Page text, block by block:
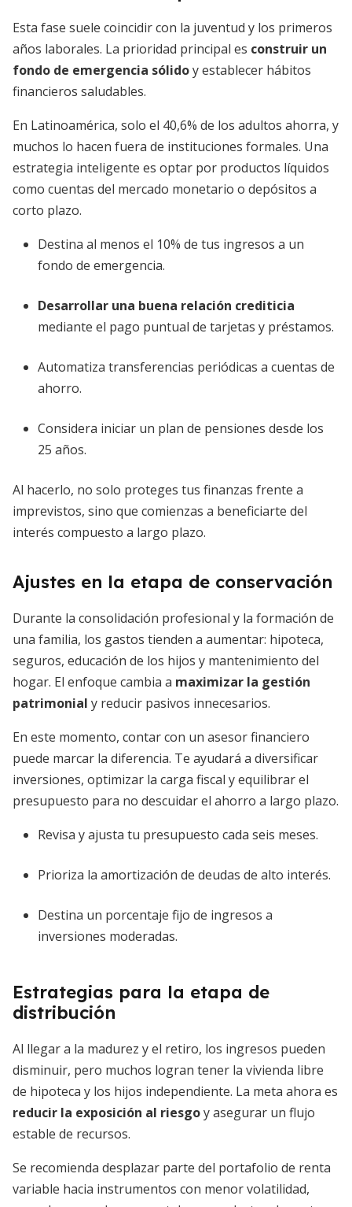
Esta fase suele coincidir con la juventud y los primeros
años laborales. La prioridad principal es construir un
fondo de emergencia sólidoy establecer hábitos
financieros saludables.
En Latinoamérica, solo el 40,6% de los adultos ahorra, y
muchos lo hacen fuera de instituciones formales. Una
estrategia inteligente es optar por productos líquidos
como cuentas del mercado monetario o depósitos a
corto plazo.
Destina al menos el 10% de tus ingresos a un
fondo de emergencia.
Desarrollar una buena relación crediticia
mediante el pago puntual de tarjetas y préstamos.
Automatiza transferencias periódicas a cuentas de
ahorro.
Considera iniciar un plan de pensiones desde los
25 años.
Al hacerlo, no solo proteges tus finanzas frente a
imprevistos, sino que comienzas a beneficiarte del
interés compuesto a largo plazo.
Ajustes en la etapa de conservación
Durante la consolidación profesional y la formación de
una familia, los gastos tienden a aumentar: hipoteca,
seguros, educación de los hijos y mantenimiento del
hogar. El enfoque cambia a maximizar la gestión
patrimonial y reducir pasivos innecesarios.
En este momento, contar con un asesor financiero
puede marcar la diferencia. Te ayudará a diversificar
inversiones, optimizar la carga fiscal y equilibrar el
presupuesto para no descuidar el ahorro a largo plazo.
Revisa y ajusta tu presupuesto cada seis meses.
Prioriza la amortización de deudas de alto interés.
Destina un porcentaje fijo de ingresos a
inversiones moderadas.
Estrategias para la etapa de
distribución
Al llegar a la madurez y el retiro, los ingresos pueden
disminuir, pero muchos logran tener la vivienda libre
de hipoteca y los hijos independiente. La meta ahora es
reducir la exposición al riesgoy asegurar un flujo
estable de recursos.
Se recomienda desplazar parte del portafolio de renta
variable hacia instrumentos con menor volatilidad,